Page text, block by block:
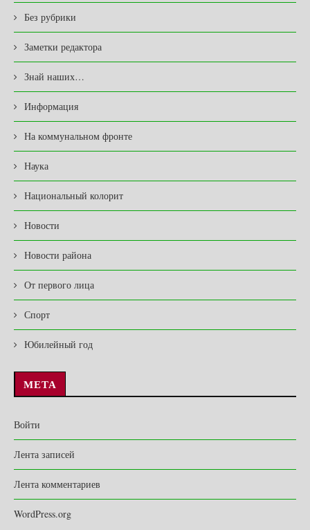
Без рубрики
Заметки редактора
Знай наших…
Информация
На коммунальном фронте
Наука
Национальный колорит
Новости
Новости района
От первого лица
Спорт
Юбилейный год
МЕТА
Войти
Лента записей
Лента комментариев
WordPress.org